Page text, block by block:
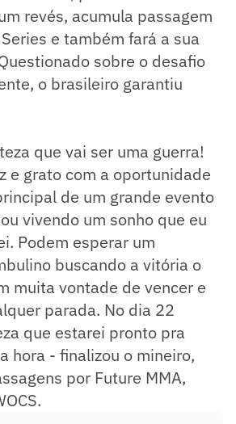
revés, acumula passagem
e também fará a sua
sobre o desafio
o brasileiro garantiu
que vai ser uma guerra!
e grato com a oportunidade
de um grande evento
vivendo um sonho que eu
Podem esperar um
buscando a vitória o
muita vontade de vencer e
parada. No dia 22
que estarei pronto pra
hora - finalizou o mineiro,
por Future MMA,